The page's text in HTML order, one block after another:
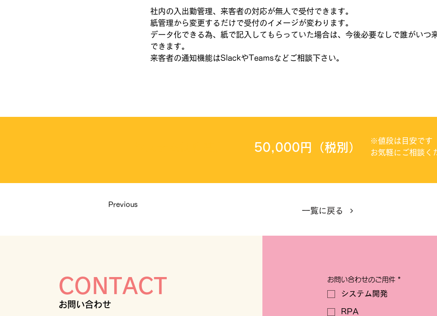
社内の入出勤管理、来客者の対応が無人で受付できます。
紙管理から変更するだけで受付のイメージが変わります。
データ化できる為、紙で記入してもらっていた場合は、今後必要なしで誰がいつ
できます。
来客者の通知機能はSlackやTeamsなどご相談下さい。
50,000円（税別）
※値段は目安です
お気軽にご相談く
Previous
一覧に戻る
CONTACT
お問い合わせ
お問い合わせのご用件 *
システム開発
RPA